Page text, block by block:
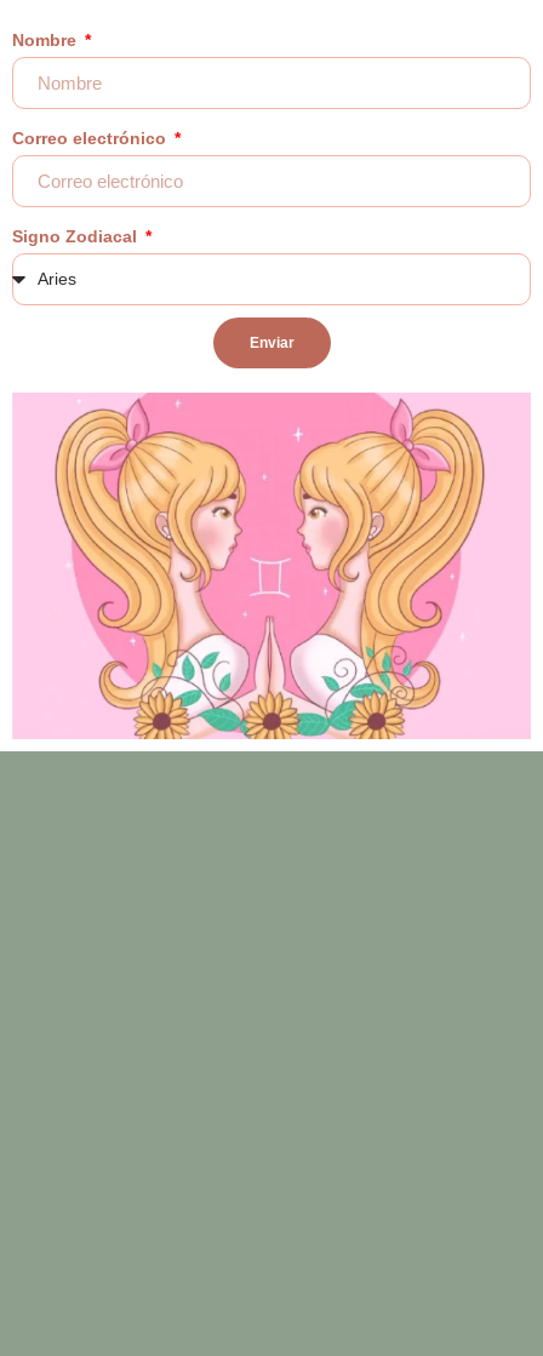
Nombre
Correo electrónico
Signo Zodiacal
Enviar